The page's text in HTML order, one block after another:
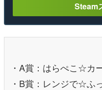
Steam
・A賞：はらぺこ☆カ
・B賞：レンジで☆ふ